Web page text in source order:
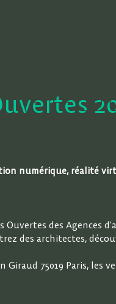
numérique, réalité
Ouvertes des Agences
des architectes,
75019 Paris, les